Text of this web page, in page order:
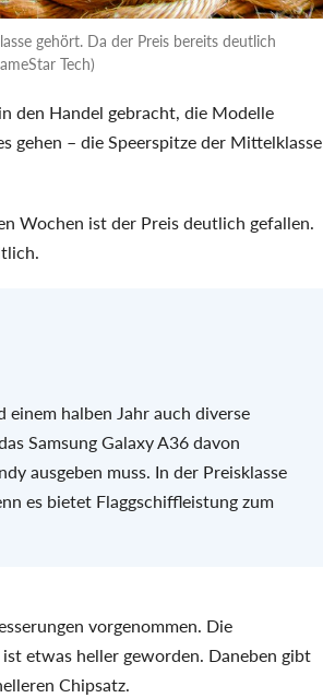
gehört. Da der Preis bereits deutlich
Tech)
den Handel gebracht, die Modelle
gehen – die Speerspitze der Mittelklasse
Wochen ist der Preis deutlich gefallen.
halben Jahr auch diverse
Samsung Galaxy A36 davon
ausgeben muss. In der Preisklasse
es bietet Flaggschiffleistung zum
vorgenommen. Die
etwas heller geworden. Daneben gibt
Chipsatz.